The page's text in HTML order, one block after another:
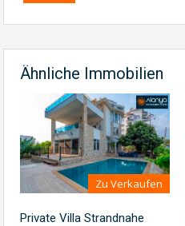
Ähnliche Immobilien
Zu Verkaufen
Private Villa Strandnahe